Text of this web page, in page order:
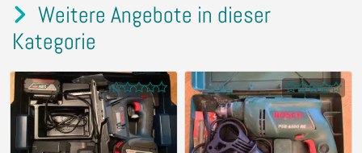
Weitere Angebote in dieser
Kategorie